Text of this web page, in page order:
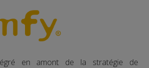
en amont de la stratégie de